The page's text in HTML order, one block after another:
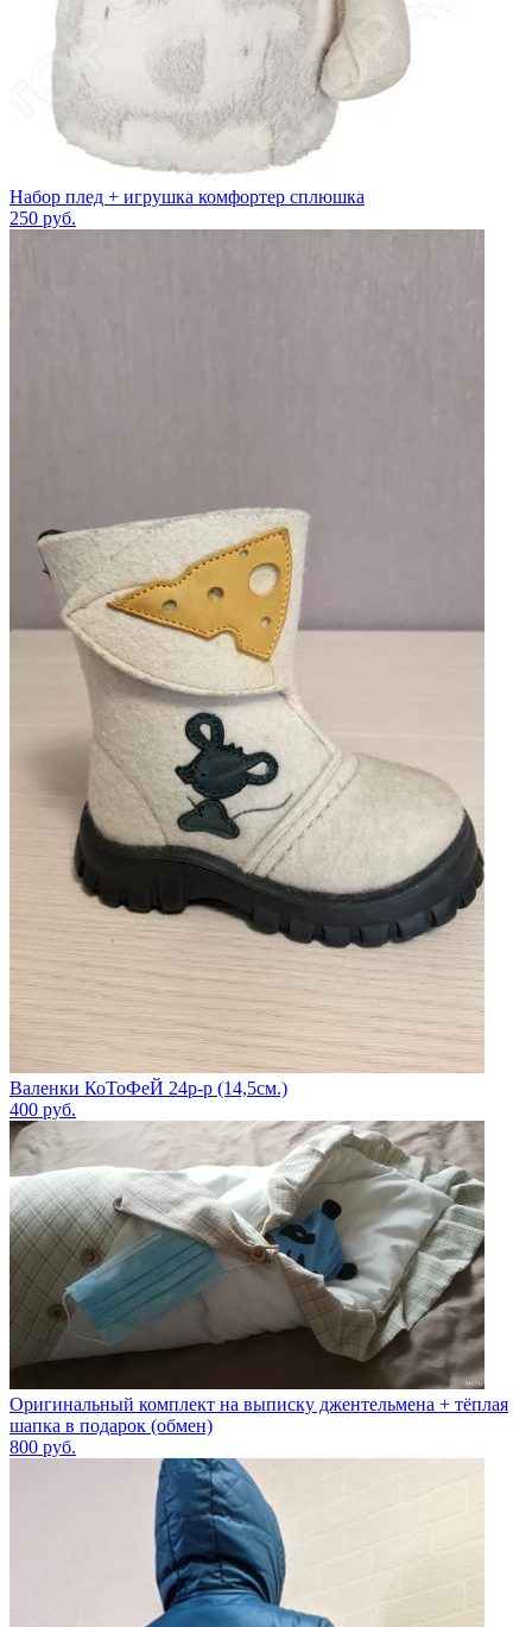
Набор плед + игрушка комфортер сплюшка
250 руб.
Валенки КоТоФеЙ 24р-р (14,5см.)
400 руб.
Оригинальный комплект на выписку джентельмена + тёплая
шапка в подарок (обмен)
800 руб.